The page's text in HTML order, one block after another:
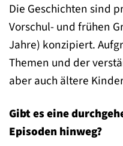
Die Geschichten sind
Vorschul- und frühen
Jahre) konzipiert.
Themen und der
aber auch ältere
Gibt es eine
Episoden hinweg?